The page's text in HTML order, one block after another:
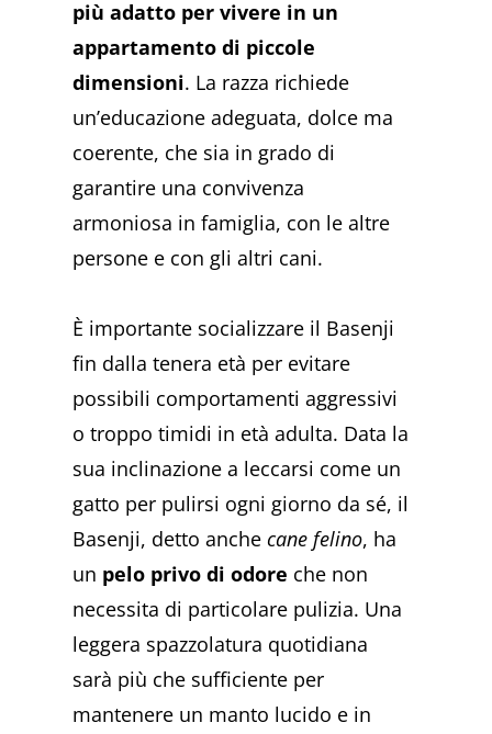
più adatto per vivere in un
appartamento di piccole
dimensioni. La razza richiede
un’educazione adeguata, dolce ma
coerente, che sia in grado di
garantire una convivenza
armoniosa in famiglia, con le altre
persone e con gli altri cani.
È importante socializzare il Basenji
fin dalla tenera età per evitare
possibili comportamenti aggressivi
o troppo timidi in età adulta. Data la
sua inclinazione a leccarsi come un
gatto per pulirsi ogni giorno da sé, il
Basenji, detto anchecane felino, ha
un pelo privo di odore che non
necessita di particolare pulizia. Una
leggera spazzolatura quotidiana
sarà più che sufficiente per
mantenere un manto lucido e in